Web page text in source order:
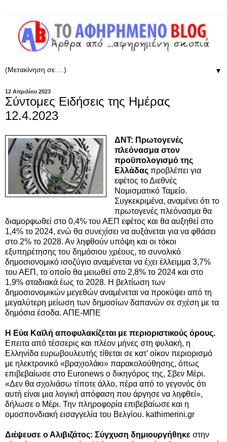
▼
12 Απριλίου 2023
Σύντομες Ειδήσεις της Ημέρας
12.4.2023
ΔΝΤ: Πρωτογενές
πλεόνασμα στον
προϋπολογισμό της
Ελλάδαςπροβλέπει για
εφέτος το Διεθνές
Νομισματικό Ταμείο.
Συγκεκριμένα, αναμένει ότι το
πρωτογενές πλεόνασμα θα
διαμορφωθεί στο 0,4% του ΑΕΠ εφέτος και θα αυξηθεί στο
1,4% το 2024, ενώ θα συνεχίσει να αυξάνεται για να φθάσει
στο 2% το 2028. Αν ληφθούν υπόψη και οι τόκοι
εξυπηρέτησης του δημόσιου χρέους, το συνολικό
δημοσιονομικό ισοζύγιο αναμένεται να έχει έλλειμμα 3,7%
του ΑΕΠ, το οποίο θα μειωθεί στο 2,8% το 2024 και στο
1,9% σταδιακά έως το 2028. Η βελτίωση των
δημοσιονομικών μεγεθών αναμένεται να προκύψει από τη
μεγαλύτερη μείωση των δημοσίων δαπανών σε σχέση με τα
δημόσια έσοδα. ΑΠΕ-ΜΠΕ
Η Εύα Καϊλή αποφυλακίζεται με περιοριστικούς όρους.
Επειτα από τέσσερις και πλέον μήνες στη φυλακή, η
Ελληνίδα ευρωβουλευτής τίθεται σε κατ’ οίκον περιορισμό
με ηλεκτρονικό «βραχιολάκι» παρακολούθησης, όπως
επιβεβαίωσε στο Euronews ο δικηγόρος της, Σβεν Μέρι.
«Δεν θα σχολιάσω τίποτε άλλο, πέρα από το γεγονός ότι
αυτή είναι μια λογική απόφαση που άργησε να ληφθεί»,
δήλωσε o Μέρι. Την πληροφορία επιβεβαίωσε και η
ομοσπονδιακή εισαγγελία του Βελγίου. kathimerini.gr
Διέψευσε ο Αλιβιζάτος: Σύγχυση δημιουργήθηκε στην